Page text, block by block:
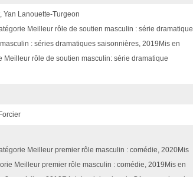
Yan Lanouette-Turgeon
Meilleur rôle de soutien masculin : série dramatique,
: séries dramatiques saisonnières, 2019Mis en
rôle de soutien masculin: série dramatique
Meilleur premier rôle masculin : comédie, 2020Mis
Meilleur premier rôle masculin : comédie, 2019Mis en